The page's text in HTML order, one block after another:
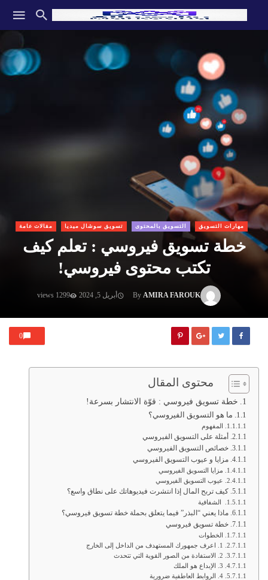
مهارات التسويق التسويق بالمحتوى تسويق سوشال ميديا مقالات عامة
خطة تسويق فيروسي : تعلم كيف
تكتب محتوى فيروسي!
By AMIRA FAROUK أبريل 5, 2024 1299 views
0
محتوى المقال
خطة تسويق فيروسي : قوّة الانتشار بسرعة!
ما هو التسويق الفيروسي؟
المفهوم
أمثلة على التسويق الفيروسي
خصائص التسويق الفيروسي
مزايا و عيوب التسويق الفيروسي
مزايا التسويق الفيروسي
عيوب التسويق الفيروسي
كيف تربح المال إذا انتشرت فيديوهاتك على نطاق واسع؟
الشفافية
ماذا يعني “البذر” فيما يتعلق بحملة خطة تسويق فيروسي؟
خطة تسويق فيروسي
الخطوات
1. اعرف جمهورك المستهدف من الداخل إلى الخارج
2. الاستفادة من الصور القوية التي تتحدث
3. الإبداع هو الملك
4. الروابط العاطفية ضرورية